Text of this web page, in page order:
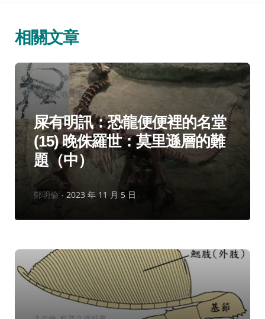
相關文章
分
類：
古生物 地質學
屎有明訊：恐龍便便裡的名堂
(15) 晚侏羅世：莫里遜層的難
題（中）
作
鄭明倫 2023 年 11 月 5 日
分